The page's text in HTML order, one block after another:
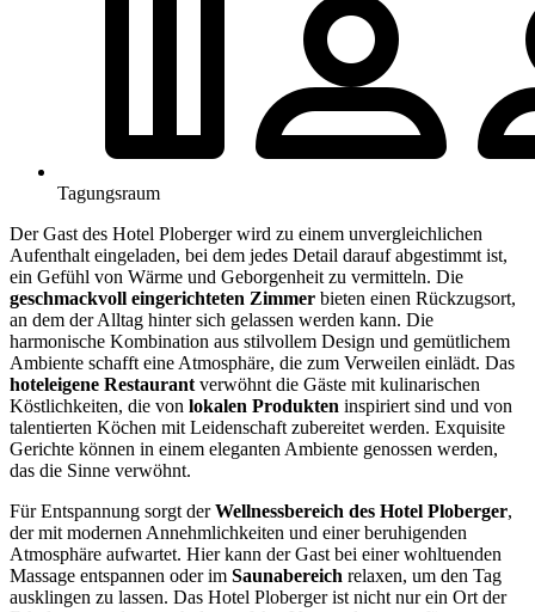
Tagungsraum
Der Gast des Hotel Ploberger wird zu einem unvergleichlichen
Aufenthalt eingeladen, bei dem jedes Detail darauf abgestimmt ist,
ein Gefühl von Wärme und Geborgenheit zu vermitteln. Die
geschmackvoll eingerichteten Zimmer bieten einen Rückzugsort,
an dem der Alltag hinter sich gelassen werden kann. Die
harmonische Kombination aus stilvollem Design und gemütlichem
Ambiente schafft eine Atmosphäre, die zum Verweilen einlädt. Das
hoteleigene Restaurant verwöhnt die Gäste mit kulinarischen
Köstlichkeiten, die von lokalen Produkten inspiriert sind und von
talentierten Köchen mit Leidenschaft zubereitet werden. Exquisite
Gerichte können in einem eleganten Ambiente genossen werden,
das die Sinne verwöhnt.
Für Entspannung sorgt derWellnessbereich des Hotel Ploberger,
der mit modernen Annehmlichkeiten und einer beruhigenden
Atmosphäre aufwartet. Hier kann der Gast bei einer wohltuenden
Massage entspannen oder im Saunabereich relaxen, um den Tag
ausklingen zu lassen. Das Hotel Ploberger ist nicht nur ein Ort der